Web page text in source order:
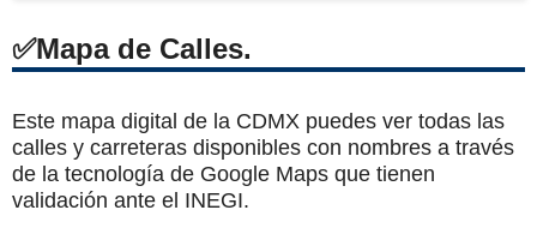
Mapa de Calles.
Este mapa digital de la CDMX puedes ver todas las
calles y carreteras disponibles con nombres a través
de la tecnología de Google Maps que tienen
validación ante el INEGI.